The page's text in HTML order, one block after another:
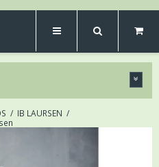
/ IB LAURSEN /